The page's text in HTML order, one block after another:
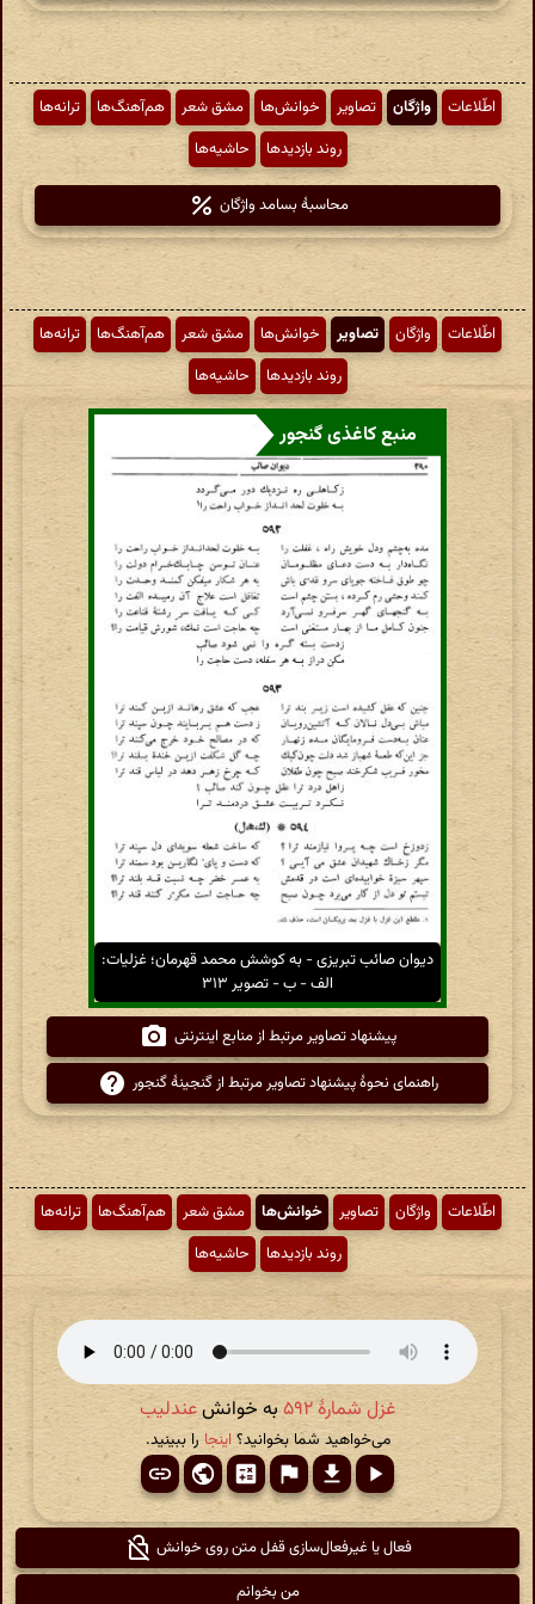
اطّلاعات واژگان تصاویر خوانش‌ها مشق شعر هم‌آهنگ‌ها
ترانه‌ها
روند بازدیدها
حاشیه‌ها
محاسبهٔ بسامد واژگان
اطّلاعات واژگان تصاویر خوانش‌ها مشق شعر هم‌آهنگ‌ها
ترانه‌ها
روند بازدیدها
حاشیه‌ها
منبع کاغذی گنجور
دیوان صائب تبریزی - به کوشش محمد قهرمان؛ غزلیات:
الف - ب - تصویر ۳۱۳
پیشنهاد تصاویر مرتبط از منابع اینترنتی
راهنمای نحوهٔ پیشنهاد تصاویر مرتبط از گنجینهٔ گنجور
اطّلاعات واژگان تصاویر خوانش‌ها مشق شعر هم‌آهنگ‌ها
ترانه‌ها
روند بازدیدها
حاشیه‌ها
غزل شمارهٔ ۵۹۲ به خوانشعندلیب
می‌خواهید شما بخوانید؟اینجا را ببینید.
فعال یا غیرفعال‌سازی قفل متن روی خوانش
من بخوانم